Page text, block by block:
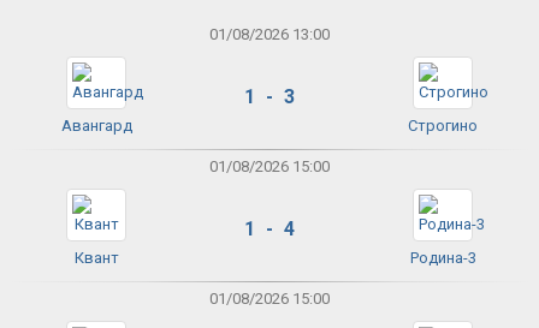
01/08/2026 13:00
Авангард
1 - 3
Строгино
01/08/2026 15:00
Квант
1 - 4
Родина-3
01/08/2026 15:00